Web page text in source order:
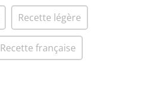
Recette légère
Recette française